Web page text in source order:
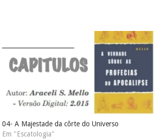
04- A Majestade da côrte do Universo
Em "Escatologia"